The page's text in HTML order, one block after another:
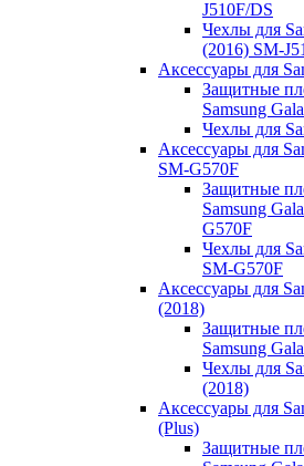
J510F/DS
Чехлы для
(2016) SM-
Аксессуары для
Защитные
Samsung
Чехлы для
Аксессуары для
SM-G570F
Защитные
Samsung
G570F
Чехлы для
SM-G570F
Аксессуары для
(2018)
Защитные
Samsung
Чехлы для
(2018)
Аксессуары для
(Plus)
Защитные